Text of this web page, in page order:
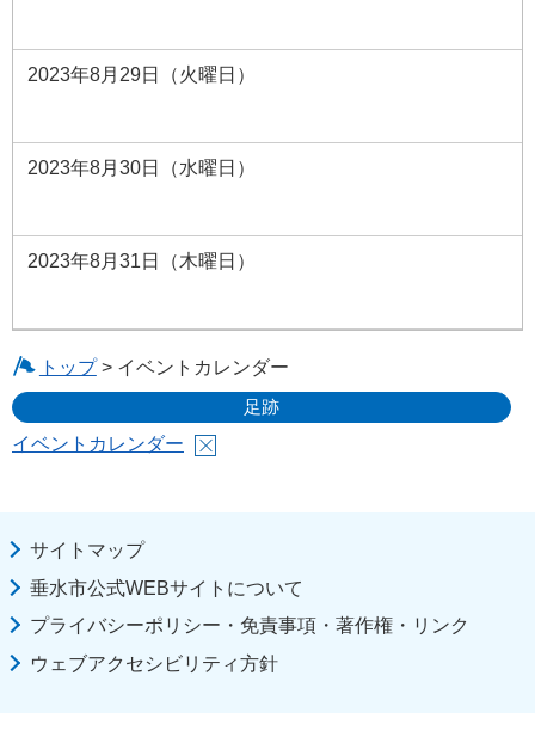
2023年8月29日（火曜日）
2023年8月30日（水曜日）
2023年8月31日（木曜日）
トップ> イベントカレンダー
足跡
イベントカレンダー
サイトマップ
垂水市公式WEBサイトについて
プライバシーポリシー・免責事項・著作権・リンク
ウェブアクセシビリティ方針